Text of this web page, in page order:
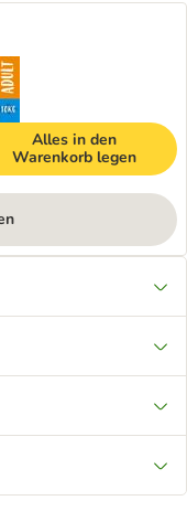
Alles in den
Warenkorb legen